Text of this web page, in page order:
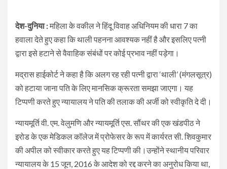
देश-दुनिया :महिला के वकील ने हिंदू विवाह अधिनियम की धारा 7 का
हवाला देते हुए कहा कि थाली पहनना आवश्यक नहीं है और इसलिए पत्नी
द्वारा इसे हटाने से वैवाहिक संबंधों पर कोई प्रभाव नहीं पड़ेगा।
मद्रास हाईकोर्ट ने कहा है कि अलग रह रही पत्नी द्वारा ‘थाली’ (मंगलसूत्र)
को हटाया जाना पति के लिए मानसिक क्रूरता समझा जाएगा। यह
टिप्पणी करते हुए न्यायालय ने पति की तलाक की अर्जी को स्वीकृति दे दी।
न्यायमूर्ति वी. एम. वेलुमणि और न्यायमूर्ति एस. सौंथर की एक खंडपीठ ने
इरोड के एक मेडिकल कॉलेज में प्रोफेसर के रूप में कार्यरत सी. शिवकुमार
की अपील को स्वीकार करते हुए यह टिप्पणी की।उन्होंने स्थानीय परिवार
न्यायालय के 15 जून, 2016 के आदेश को रद्द करने का अनुरोध किया था,